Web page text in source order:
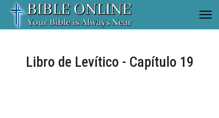
Libro de Levítico - Capítulo 19